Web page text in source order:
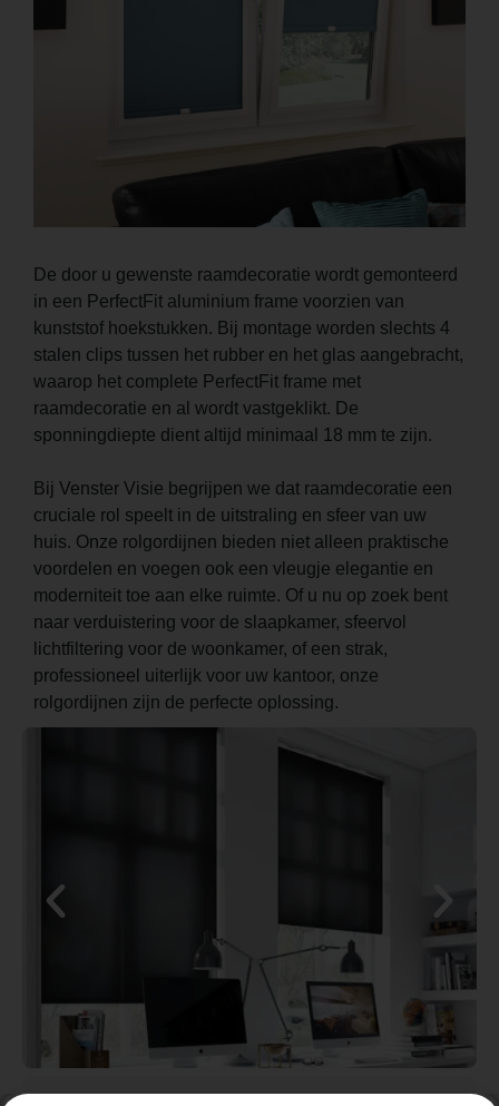
De door u gewenste raamdecoratie wordt gemonteerd
in een PerfectFit aluminium frame voorzien van
kunststof hoekstukken. Bij montage worden slechts 4
stalen clips tussen het rubber en het glas aangebracht,
waarop het complete PerfectFit frame met
raamdecoratie en al wordt vastgeklikt. De
sponningdiepte dient altijd minimaal 18 mm te zijn.
Bij Venster Visie begrijpen we dat raamdecoratie een
cruciale rol speelt in de uitstraling en sfeer van uw
huis. Onze rolgordijnen bieden niet alleen praktische
voordelen en voegen ook een vleugje elegantie en
moderniteit toe aan elke ruimte. Of u nu op zoek bent
naar verduistering voor de slaapkamer, sfeervol
lichtfiltering voor de woonkamer, of een strak,
professioneel uiterlijk voor uw kantoor, onze
rolgordijnen zijn de perfecte oplossing.